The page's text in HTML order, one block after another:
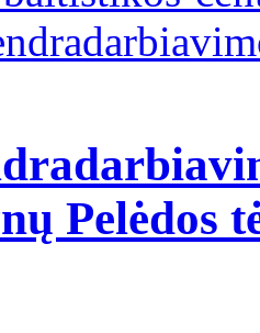
Pelėdos